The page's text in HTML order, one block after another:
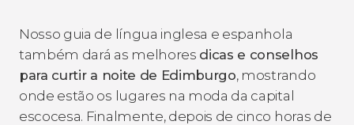
Nosso guia de língua inglesa e espanhola
também dará as melhores dicas e conselhos
para curtir a noite de Edimburgo, mostrando
onde estão os lugares na moda da capital
escocesa. Finalmente, depois de cinco horas de